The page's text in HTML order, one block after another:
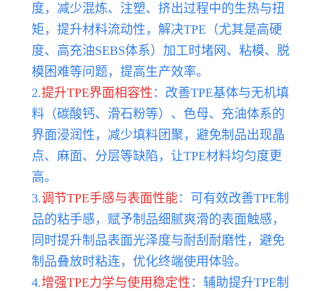
度，减少混炼、注塑、挤出过程中的生热与扭
矩，提升材料流动性，解决TPE（尤其是高硬
度、高充油SEBS体系）加工时堵网、粘模、脱
模困难等问题，提高生产效率。
2.提升TPE界面相容性 ：改善TPE基体与无机填
料（碳酸钙、滑石粉等）、色母、充油体系的
界面浸润性，减少填料团聚，避免制品出现晶
点、麻面、分层等缺陷，让TPE材料均匀度更
高。
3.调节TPE手感与表面性能：可有效改善TPE制
品的粘手感，赋予制品细腻爽滑的表面触感，
同时提升制品表面光泽度与耐刮耐磨性，避免
制品叠放时粘连，优化终端使用体验。
4.增强TPE力学与使用稳定性 ：辅助提升TPE制